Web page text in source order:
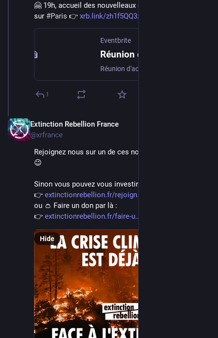
🤗 19h, accueil des nouvelleaux dans le mouvement
sur #Paris 👉 xrb.link/zh1f5QQ3zT0
Eventbrite
1
Extinction Rebellion France
@xrfrance
Rejoignez nous sur un de ces nombreux événements
😉
Sinon vous pouvez vous investir en suivant ce lien :
👉 extinctionrebellion.fr/rejoign
ou 👛 Faire un don par là :
👉 extinctionrebellion.fr/faire-u
Hide